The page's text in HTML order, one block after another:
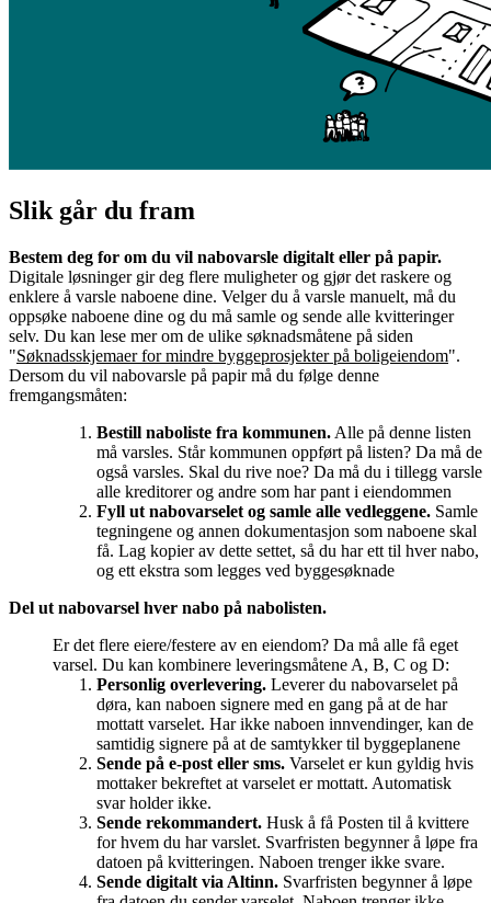
Slik går du fram
Bestem deg for om du vil nabovarsle digitalt eller på papir.
Digitale løsninger gir deg flere muligheter og gjør det raskere og
enklere å varsle naboene dine. Velger du å varsle manuelt, må du
oppsøke naboene dine og du må samle og sende alle kvitteringer
selv. Du kan lese mer om de ulike søknadsmåtene på siden
"Søknadsskjemaer for mindre byggeprosjekter på boligeiendom".
Dersom du vil nabovarsle på papir må du følge denne
fremgangsmåten:
Bestill naboliste fra kommunen. Alle på denne listen
må varsles. Står kommunen oppført på listen? Da må de
også varsles. Skal du rive noe? Da må du i tillegg varsle
alle kreditorer og andre som har pant i eiendommen
Fyll ut nabovarselet og samle alle vedleggene. Samle
tegningene og annen dokumentasjon som naboene skal
få. Lag kopier av dette settet, så du har ett til hver nabo,
og ett ekstra som legges ved byggesøknade
Del ut nabovarsel hver nabo på nabolisten.
Er det flere eiere/festere av en eiendom? Da må alle få eget
varsel. Du kan kombinere leveringsmåtene A, B, C og D:
Personlig overlevering. Leverer du nabovarselet på
døra, kan naboen signere med en gang på at de har
mottatt varselet. Har ikke naboen innvendinger, kan de
samtidig signere på at de samtykker til byggeplanene
Sende på e-post eller sms. Varselet er kun gyldig hvis
mottaker bekreftet at varselet er mottatt. Automatisk
svar holder ikke.
Sende rekommandert. Husk å få Posten til å kvittere
for hvem du har varslet. Svarfristen begynner å løpe fra
datoen på kvitteringen. Naboen trenger ikke svare.
Sende digitalt via Altinn. Svarfristen begynner å løpe